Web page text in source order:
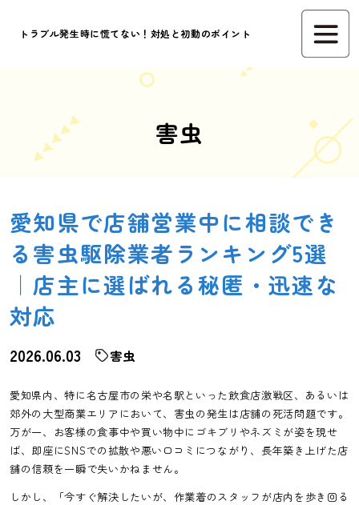
トラブル発生時に慌てない！対処と初動のポイント
害虫
愛知県で店舗営業中に相談でき
る害虫駆除業者ランキング5選
｜店主に選ばれる秘匿・迅速な
対応
2026.06.03 害虫
愛知県内、特に名古屋市の栄や名駅といった飲食店激戦区、あるいは
郊外の大型商業エリアにおいて、害虫の発生は店舗の死活問題です。
万が一、お客様の食事中や買い物中にゴキブリやネズミが姿を現せ
ば、即座にSNSでの拡散や悪い口コミにつながり、長年築き上げた店
舗の信頼を一瞬で失いかねません。
しかし、「今すぐ解決したいが、作業着のスタッフが店内を歩き回る